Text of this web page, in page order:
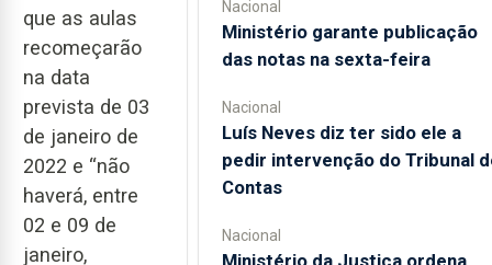
que as aulas
recomeçarão
na data
prevista de 03
de janeiro de
2022 e “não
haverá, entre
02 e 09 de
janeiro,
Nacional
Ministério garante publicação
das notas na sexta-feira
Nacional
Luís Neves diz ter sido ele a
pedir intervenção do Tribunal
Contas
Nacional
Ministério da Justiça ordena